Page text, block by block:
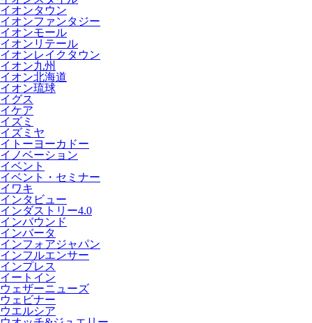
イオンタウン
イオンファンタジー
イオンモール
イオンリテール
イオンレイクタウン
イオン九州
イオン北海道
イオン琉球
イグス
イケア
イズミ
イズミヤ
イトーヨーカドー
イノベーション
イベント
イベント・セミナー
イワキ
インタビュー
インダストリー4.0
インバウンド
インバータ
インフォアジャパン
インフルエンサー
インプレス
イートイン
ウェザーニューズ
ウェビナー
ウエルシア